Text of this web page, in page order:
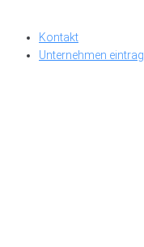
Kontakt
Unternehmen